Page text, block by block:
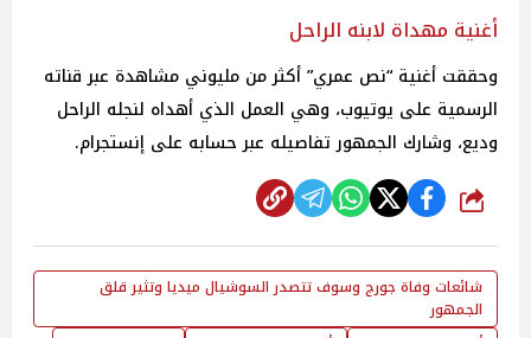
أغنية مهداة لابنه الراحل
وحققت أغنية “نص عمري” أكثر من مليوني مشاهدة عبر قناته
الرسمية على يوتيوب، وهي العمل الذي أهداه لنجله الراحل
وديع، وشارك الجمهور تفاصيله عبر حسابه على إنستجرام.
شارك
شائعات وفاة جورج وسوف تتصدر السوشيال ميديا وتثير قلق
الجمهور